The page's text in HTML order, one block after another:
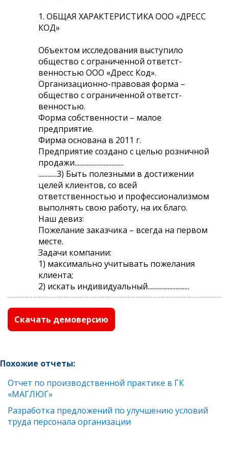
1. ОБЩАЯ ХАРАКТЕРИСТИКА ООО «ДРЕСС
КОД»
Объектом исследования выступило
общество с ограниченной ответст-
венностью ООО «Дресс Код».
Организационно-правовая форма –
общество с ограниченной ответст-
венностью.
Форма собственности – малое
предприятие.
Фирма основана в 2011 г.
Предприятие создано с целью розничной
продажи................................
............3) Быть полезными в достижении
целей клиентов, со всей
ответственностью и профессионализмом
выполнять свою работу, на их благо.
Наш девиз:
Пожелание заказчика – всегда на первом
месте.
Задачи компании:
1) максимально учитывать пожелания
клиента;
2) искать индивидуальный...........................
Скачать демоверсию
Похожие отчеты:
Отчет по производственной практике в ГК
«МАГЛЮГ»
Разработка предложений по улучшению условий
труда персонала организации